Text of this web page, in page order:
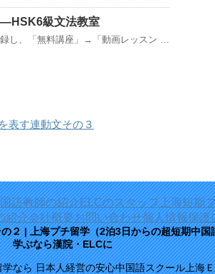
級文法教室
し、「無料講座」→「動画レッスン …
表す連動文その３
語教師の紹介ELCのスタッフ上海短期
紹介会社概要お問い合わせ個人情報保護
２ | 上海プチ留学（2泊3日からの超短期中
学ぶなら漢院・ELCに
なら 日本人経営の安心中国語スクール上海